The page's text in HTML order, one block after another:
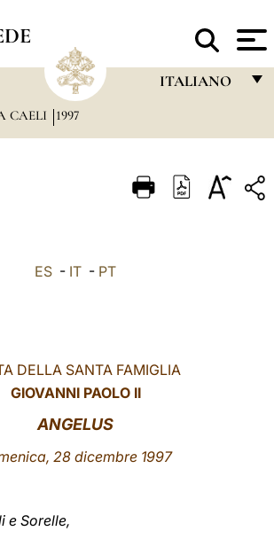
ITALIANO
ITALIANO
CAELI 1997
ES - IT - PT
DELLA SANTA FAMIGLIA
GIOVANNI PAOLO II
ANGELUS
28 dicembre 1997
e Sorelle,